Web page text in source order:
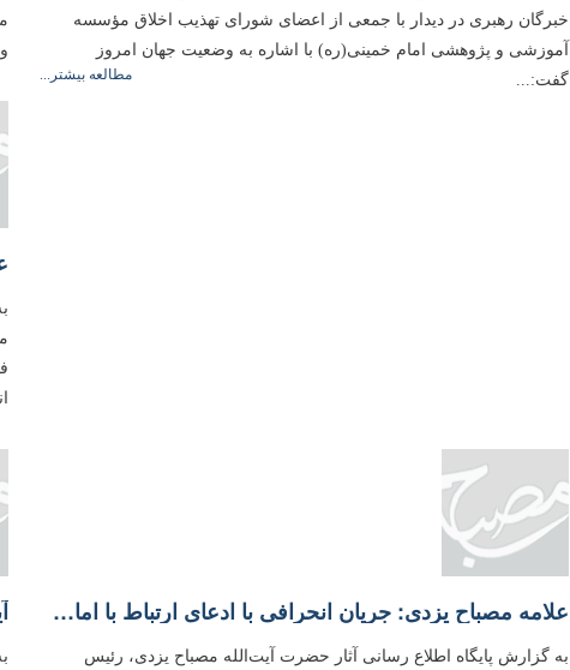
خبرگان رهبری در دیدار با جمعی از اعضای شورای تهذیب اخلاق مؤسسه
آموزشی و پژوهشی امام خمینی(ره) با اشاره به وضعیت جهان امروز
گفت:...
مطالعه بیشتر...
علامه مصباح یزدی: جریان انحرافی با ادعای ارتباط با امام زمان(عج)، قصد حذف ولایت فقیه را داشت
به گزارش پایگاه اطلاع رسانی آثار حضرت آیت‌الله مصباح یزدی، رئیس